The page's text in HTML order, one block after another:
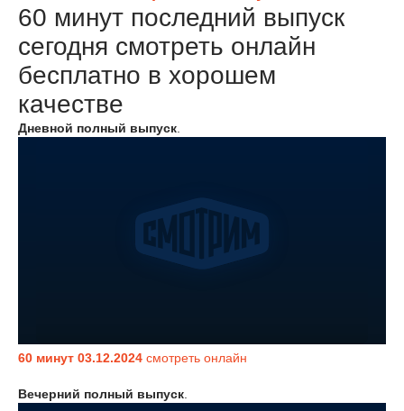
60 минут последний выпуск
сегодня смотреть онлайн
бесплатно в хорошем
качестве
Дневной полный выпуск.
60 минут 03.12.2024 смотреть онлайн
Вечерний полный выпуск.